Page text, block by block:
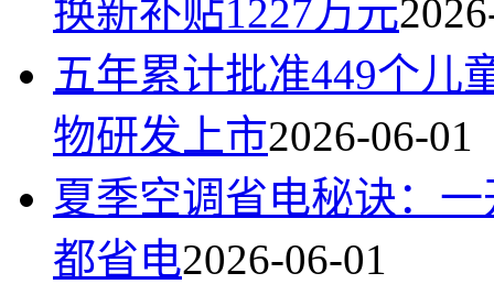
换新补贴1227万元
五年累计批准449个儿
物研发上市2026-06-01
夏季空调省电秘诀：
都省电2026-06-01